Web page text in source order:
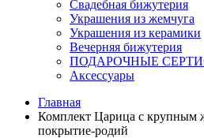
Свадебная бижутерия
Украшения из жемчуга
Украшения из керамики
Вечерняя бижутерия
ПОДАРОЧНЫЕ
Аксессуары
Главная
Комплект Царица с крупным
покрытие-родий